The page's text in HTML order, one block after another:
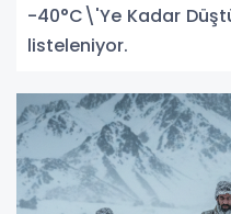
-40°C\'Ye Kadar
listeleniyor.